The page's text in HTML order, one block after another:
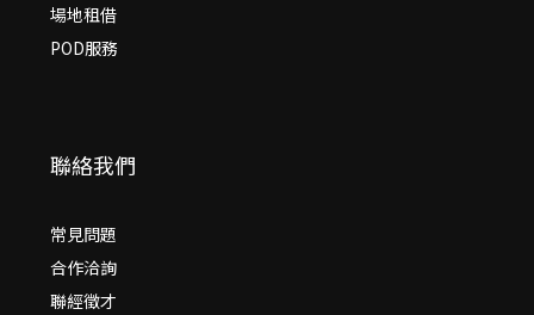
場地租借
POD服務
聯絡我們
常見問題
合作洽詢
聯經徵才